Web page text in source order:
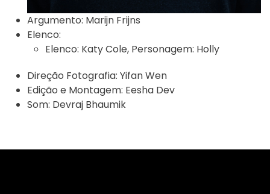
Argumento: Marijn Frijns
Elenco:
Elenco: Katy Cole, Personagem: Holly
Direção Fotografia: Yifan Wen
Edição e Montagem: Eesha Dev
Som: Devraj Bhaumik